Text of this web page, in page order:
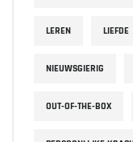
LEREN LIEFDE
NIEUWSGIERIG
OUT-OF-THE-BOX